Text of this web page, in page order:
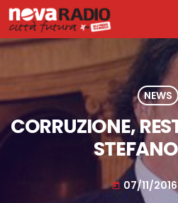
NEWS
CORRUZIONE,
today 07/11/2016